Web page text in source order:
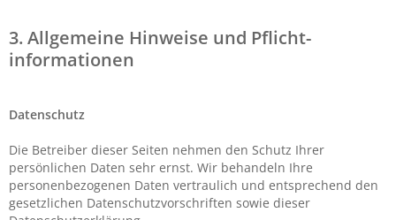
3. Allgemeine Hinweise und Pflicht­
informationen
Datenschutz
Die Betreiber dieser Seiten nehmen den Schutz Ihrer
persönlichen Daten sehr ernst. Wir behandeln Ihre
personenbezogenen Daten vertraulich und entsprechend den
gesetzlichen Datenschutzvorschriften sowie dieser